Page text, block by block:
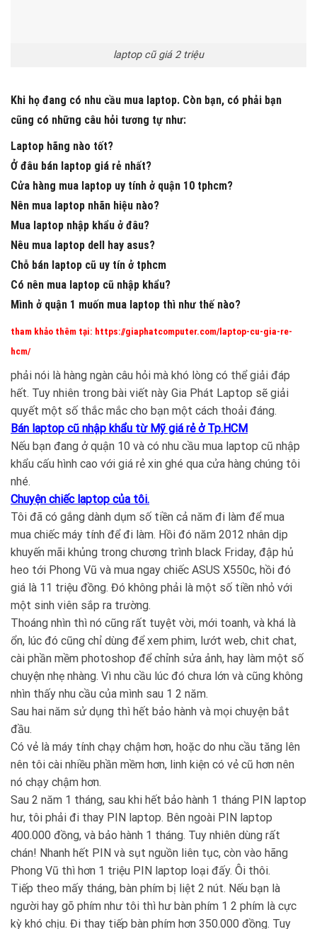
laptop cũ giá 2 triệu
Khi họ đang có nhu cầu mua laptop. Còn bạn, có phải bạn
cũng có những câu hỏi tương tự như:
Laptop hãng nào tốt?
Ở đâu bán laptop giá rẻ nhất?
Cửa hàng mua laptop uy tính ở quận 10 tphcm?
Nên mua laptop nhãn hiệu nào?
Mua laptop nhập khẩu ở đâu?
Nêu mua laptop dell hay asus?
Chỗ bán laptop cũ uy tín ở tphcm
Có nên mua laptop cũ nhập khẩu?
Mình ở quận 1 muốn mua laptop thì như thế nào?
tham khảo thêm tại: https://giaphatcomputer.com/laptop-cu-gia-re-
hcm/
phải nói là hàng ngàn câu hỏi mà khó lòng có thể giải đáp
hết. Tuy nhiên trong bài viết này Gia Phát Laptop sẽ giải
quyết một số thắc mắc cho bạn một cách thoải đáng.
Bán laptop cũ nhập khẩu từ Mỹ giá rẻ ở Tp.HCM
Nếu bạn đang ở quận 10 và có nhu cầu mua laptop cũ nhập
khẩu cấu hình cao với giá rẻ xin ghé qua cửa hàng chúng tôi
nhé.
Chuyện chiếc laptop của tôi.
Tôi đã có gắng dành dụm số tiền cả năm đi làm để mua
mua chiếc máy tính để đi làm. Hồi đó năm 2012 nhân dịp
khuyến mãi khủng trong chương trình black Friday, đập hủ
heo tới Phong Vũ và mua ngay chiếc ASUS X550c, hồi đó
giá là 11 triệu đồng. Đó không phải là một số tiền nhỏ với
một sinh viên sắp ra trường.
Thoáng nhìn thì nó cũng rất tuyệt vời, mới toanh, và khá là
ổn, lúc đó cũng chỉ dùng để xem phim, lướt web, chit chat,
cài phần mềm photoshop để chỉnh sửa ảnh, hay làm một số
chuyện nhẹ nhàng. Vì nhu cầu lúc đó chưa lớn và cũng không
nhìn thấy nhu cầu của mình sau 1 2 năm.
Sau hai năm sử dụng thì hết bảo hành và mọi chuyện bắt
đầu.
Có vẻ là máy tính chạy chậm hơn, hoặc do nhu cầu tăng lên
nên tôi cài nhiều phần mềm hơn, linh kiện có vẻ cũ hơn nên
nó chạy chậm hơn.
Sau 2 năm 1 tháng, sau khi hết bảo hành 1 tháng PIN laptop
hư, tôi phải đi thay PIN laptop. Bên ngoài PIN laptop
400.000 đồng, và bảo hành 1 tháng. Tuy nhiên dùng rất
chán! Nhanh hết PIN và sụt nguồn liên tục, còn vào hãng
Phong Vũ thì hơn 1 triệu PIN laptop loại đấy. Ôi thôi.
Tiếp theo mấy tháng, bàn phím bị liệt 2 nút. Nếu bạn là
người hay gõ phím như tôi thì hư bàn phím 1 2 phím là cực
kỳ khó chịu. Đi thay tiếp bàn phím hơn 350.000 đồng. Tuy